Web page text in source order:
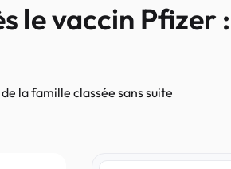
le vaccin Pfizer
la famille classée sans suite